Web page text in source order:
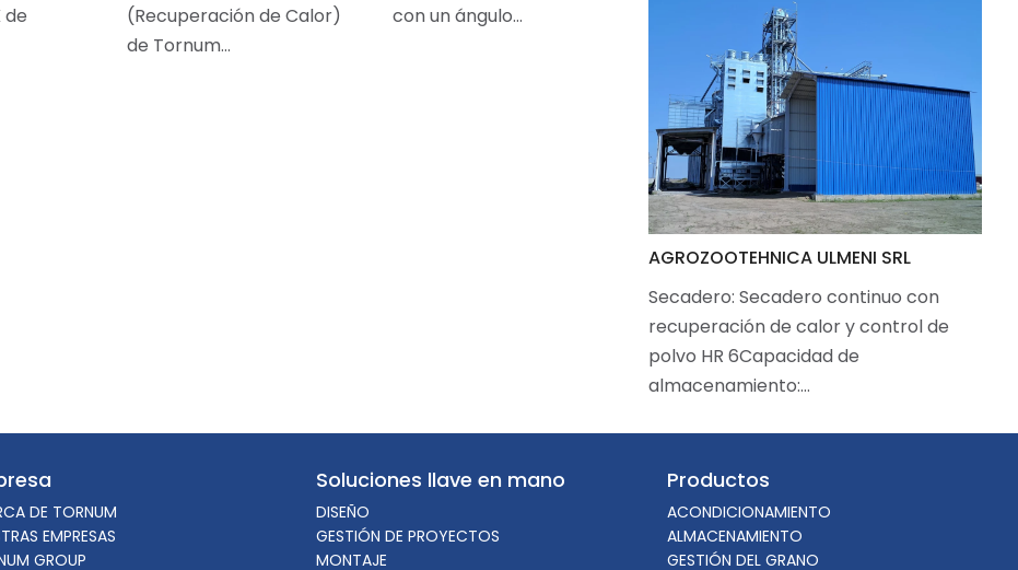
de
(Recuperación de Calor)
de Tornum…
con un ángulo…
AGROZOOTEHNICA ULMENI SRL
Secadero: Secadero continuo con
recuperación de calor y control de
polvo HR 6Capacidad de
almacenamiento:…
DE TORNUM
EMPRESAS
GROUP
Soluciones llave en mano
DISEÑO
GESTIÓN DE PROYECTOS
MONTAJE
Productos
ACONDICIONAMIENTO
ALMACENAMIENTO
GESTIÓN DEL GRANO